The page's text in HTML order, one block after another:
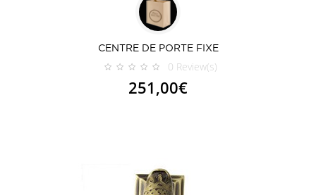
CENTRE DE PORTE FIXE
0 Review(s)
251,00€